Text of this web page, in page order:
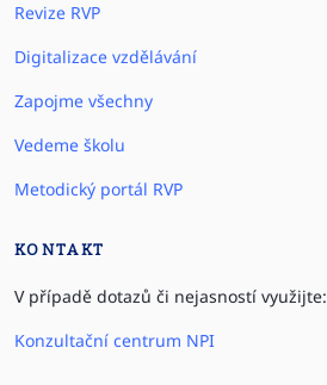
Revize RVP
Digitalizace vzdělávání
Zapojme všechny
Vedeme školu
Metodický portál RVP
KONTAKT
V případě dotazů či nejasností využijte:
Konzultační centrum NPI